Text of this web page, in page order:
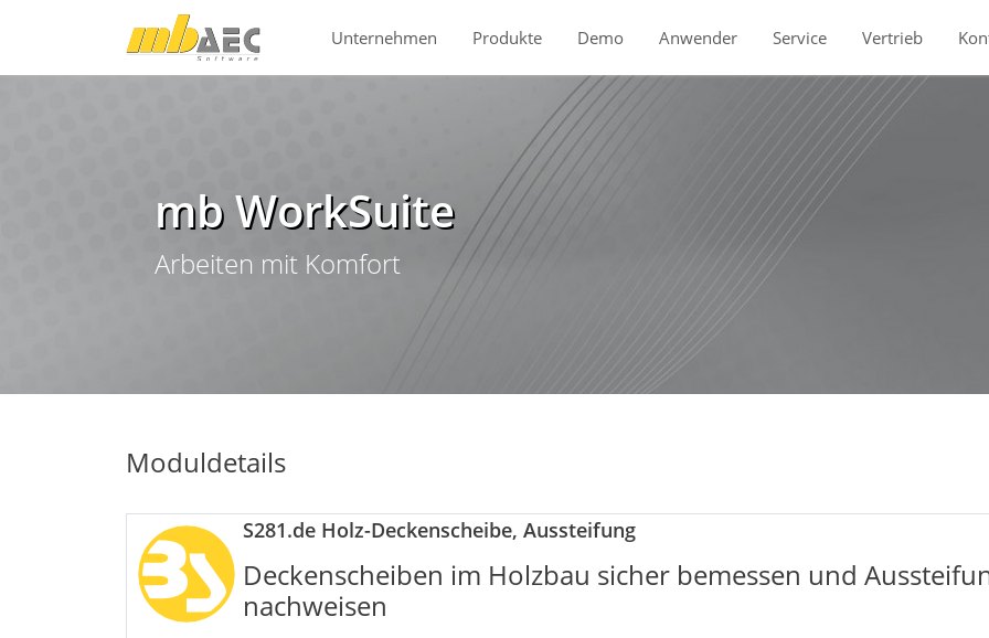
Direkt zur Hauptnavigation springen
Direkt zum Inhalt springen
Unternehmen
Produkte Demo Anwender Service Vertrieb
mb WorkSuite
Arbeiten mit Komfort
Moduldetails
S281.de Holz-Deckenscheibe, Aussteifung
Deckenscheiben im Holzbau sicher bemessen und
nachweisen